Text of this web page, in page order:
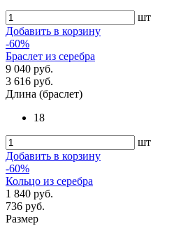
шт
Добавить в корзину
-60%
Браслет из серебра
9 040 руб.
3 616 руб.
Длина (браслет)
18
шт
Добавить в корзину
-60%
Кольцо из серебра
1 840 руб.
736 руб.
Размер